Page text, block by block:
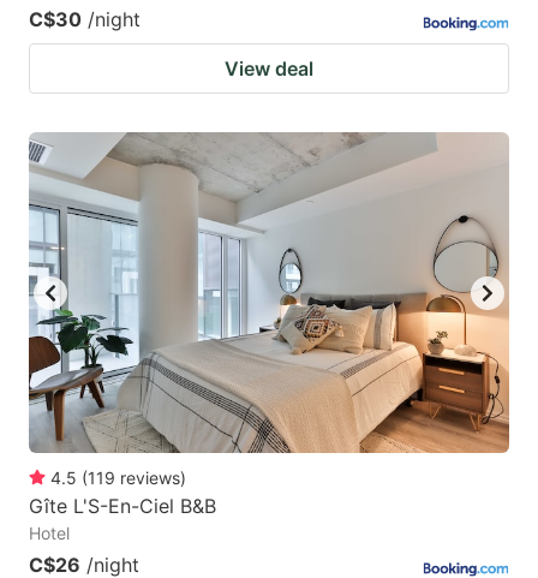
C$30 /night
View deal
4.5 (119 reviews)
Gîte L'S-En-Ciel B&B
Hotel
C$26 /night